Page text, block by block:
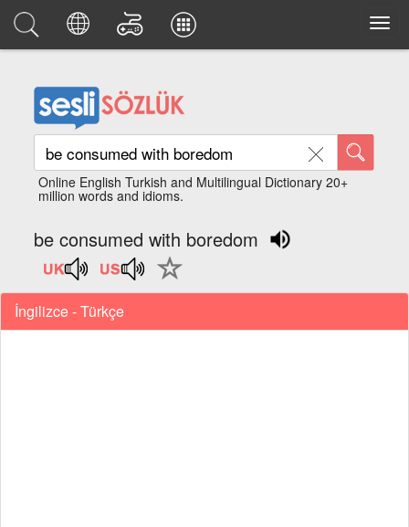
Online English Turkish and Multilingual Dictionary 20+
million words and idioms.
be consumed with boredom
İngilizce - Türkçe